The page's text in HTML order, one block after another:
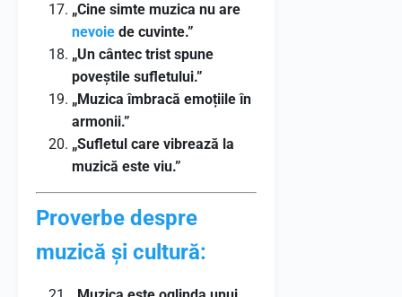
„Cine simte muzica nu are
nevoie de cuvinte.”
„Un cântec trist spune
poveștile sufletului.”
„Muzica îmbracă emoțiile în
armonii.”
„Sufletul care vibrează la
muzică este viu.”
Proverbe despre
muzică și cultură: